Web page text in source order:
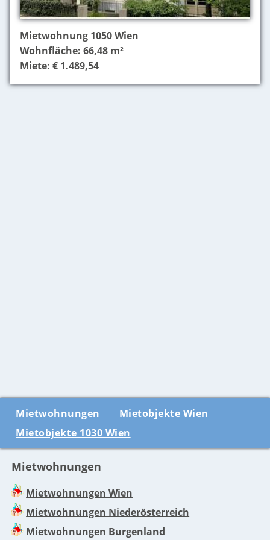
Mietwohnung 1050 Wien
Wohnfläche: 66,48 m²
Miete: € 1.489,54
Mietwohnungen
Mietobjekte Wien
Mietobjekte 1030 Wien
Mietwohnungen
Mietwohnungen Wien
Mietwohnungen Niederösterreich
Mietwohnungen Burgenland